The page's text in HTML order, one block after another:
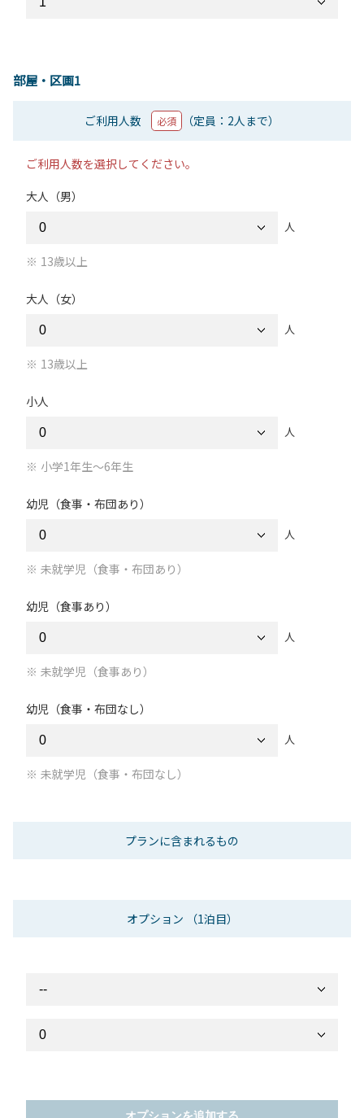
部屋・区画1
ご利用人数 必須 （定員：2人まで）
ご利用人数を選択してください。
大人（男）
人
13歳以上
大人（女）
人
13歳以上
小人
人
小学1年生～6年生
幼児（食事・布団あり）
人
未就学児（食事・布団あり）
幼児（食事あり）
人
未就学児（食事あり）
幼児（食事・布団なし）
人
未就学児（食事・布団なし）
プランに含まれるもの
オプション （1泊目）